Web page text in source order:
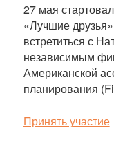
27 мая
«Лучшие
встретиться с
независимым
Американской
планирования
Принять участие